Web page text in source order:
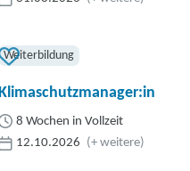
Weiterbildung
Klimaschutzmanager:in
8 Wochen in Vollzeit
12.10.2026 (+ weitere)